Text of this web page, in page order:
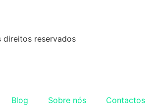
reservados
Blog Sobre nós Contactos